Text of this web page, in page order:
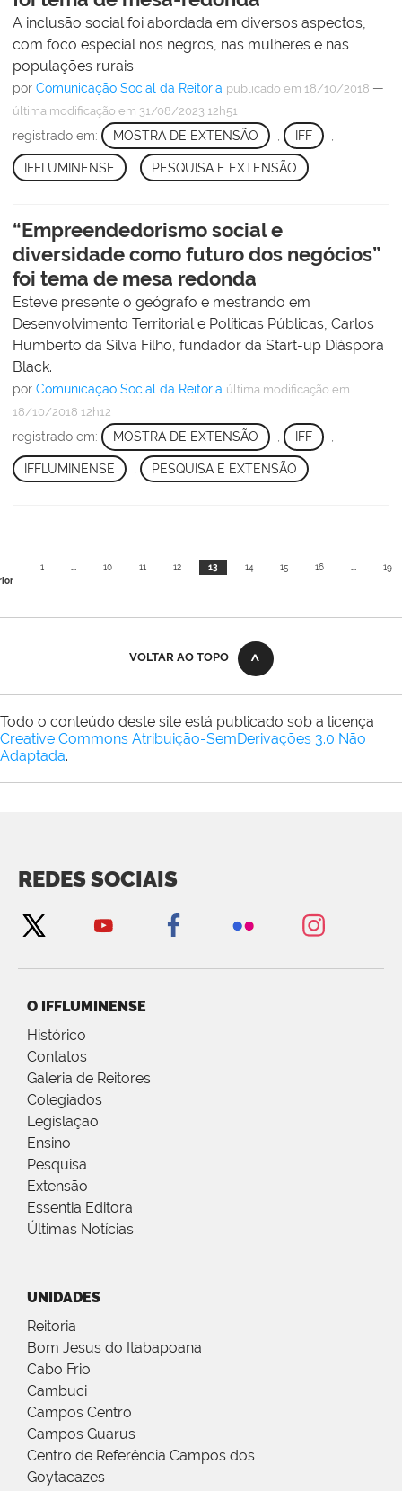
A inclusão social foi abordada em diversos aspectos,
com foco especial nos negros, nas mulheres e nas
populações rurais.
por Comunicação Social da Reitoria publicado em 18/10/2018 —
última modificação em 31/08/2023 12h51
registrado em: MOSTRA DE EXTENSÃO IFF
IFFLUMINENSE PESQUISA E EXTENSÃO
“Empreendedorismo social e
diversidade como futuro dos negócios”
foi tema de mesa redonda
Esteve presente o geógrafo e mestrando em
Desenvolvimento Territorial e Políticas Públicas, Carlos
Humberto da Silva Filho, fundador da Start-up Diáspora
Black.
por Comunicação Social da Reitoria última modificação em
18/10/2018 12h12
registrado em: MOSTRA DE EXTENSÃO , IFF ,
IFFLUMINENSE PESQUISA E EXTENSÃO
1 ... 10 11 12 13 14 15 16 ... 19
VOLTAR AO TOPO
Todo o conteúdo deste site está publicado sob a licença
Creative Commons Atribuição-SemDerivações 3.0 Não
Adaptada.
REDES SOCIAIS
O IFFLUMINENSE
Histórico
Contatos
Galeria de Reitores
Colegiados
Legislação
Ensino
Pesquisa
Extensão
Essentia Editora
Últimas Notícias
UNIDADES
Reitoria
Bom Jesus do Itabapoana
Cabo Frio
Cambuci
Campos Centro
Campos Guarus
Centro de Referência Campos dos
Goytacazes